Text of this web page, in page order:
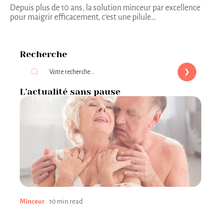
Depuis plus de 10 ans, la solution minceur par excellence
pour maigrir efficacement, c’est une pilule…
Recherche
L’actualité sans pause
Minceur 10 min read